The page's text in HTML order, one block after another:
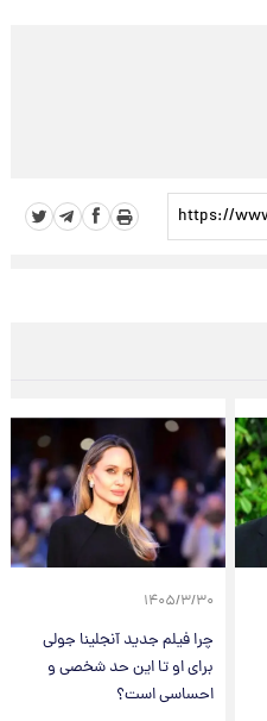
۱۴۰۵/۳/۳۰
چرا فیلم جدید آنجلینا جولی
برای او تا این حد شخصی و
احساسی است؟